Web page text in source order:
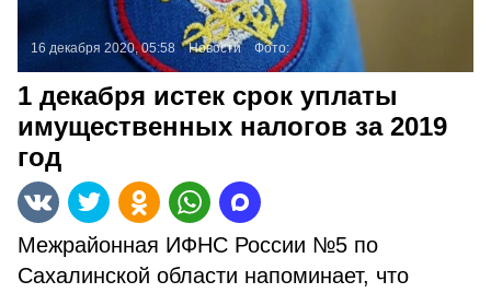
16 декабря 2020, 05:58 Новости Фото:
1 декабря истек срок уплаты
имущественных налогов за 2019
год
Межрайонная ИФНС России №5 по
Сахалинской области напоминает, что